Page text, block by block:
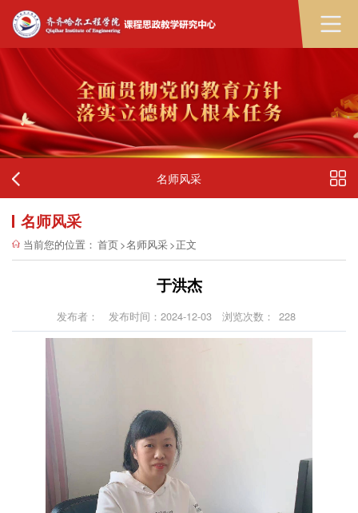
名师风采
名师风采
当前您的位置： 首页>名师风采>正文
于洪杰
发布者： 发布时间：2024-12-03 浏览次数： 228